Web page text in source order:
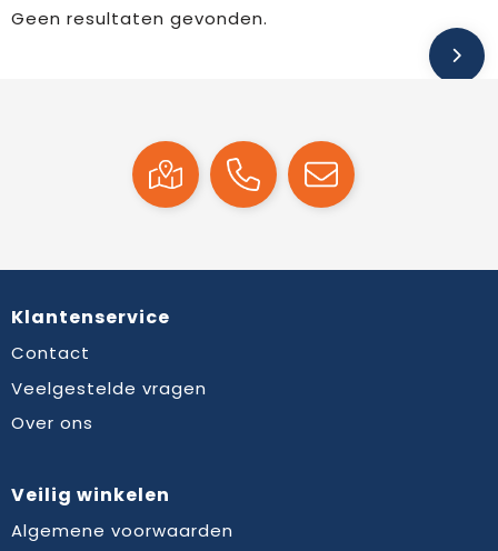
Geen resultaten gevonden.
Klantenservice
Contact
Veelgestelde vragen
Over ons
Veilig winkelen
Algemene voorwaarden